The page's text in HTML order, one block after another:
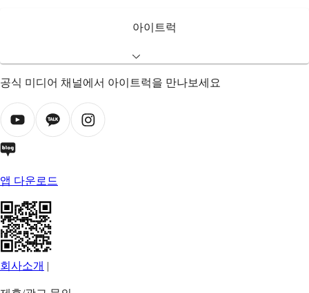
아이트럭
공식 미디어 채널에서 아이트럭을 만나보세요
앱 다운로드
회사소개 |